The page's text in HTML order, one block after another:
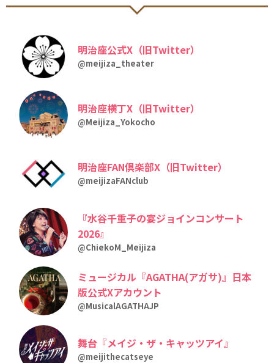
明治座公式X（旧Twitter）
@meijiza_theater
明治座横丁X（旧Twitter）
@Meijiza_Yokocho
明治座FAN倶楽部X（旧Twitter）
@meijizaFANclub
『水谷千重子の宴ジョインコンサート
2026』
@ChiekoM_Meijiza
ミュージカル『AGATHA(アガサ)』日本
版公式Xアカウント
@MusicalAGATHAJP
舞台『メイジ・ザ・キャッツアイ』
@meijithecatseye